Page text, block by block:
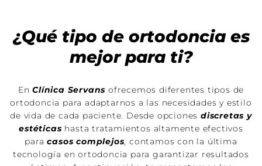
¿Qué tipo de ortodoncia es
mejor para ti?
En Clínica Servans ofrecemos diferentes tipos de
ortodoncia para adaptarnos a las necesidades y estilo
de vida de cada paciente. Desde opciones discretas y
estéticas hasta tratamientos altamente efectivos
paracasos complejos, contamos con la última
tecnología en ortodoncia para garantizar resultados